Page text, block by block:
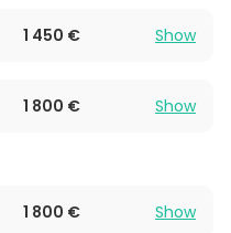
1 450 € Show
1 800 € Show
1 800 € Show